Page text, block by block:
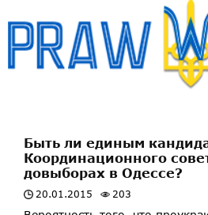
​Быть ли единым
Координационного
довыборах в Одессе?
20.01.2015 203